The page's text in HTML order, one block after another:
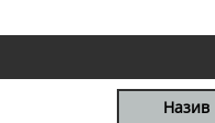
Назив